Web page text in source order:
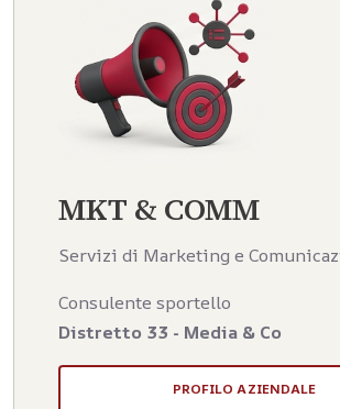
MKT & COMM
Servizi di Marketing e
Consulente sportello
Distretto 33 - Media & Co
PROFILO AZIENDALE